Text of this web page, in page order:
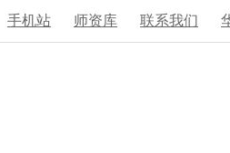
手机站 师资库 联系我们